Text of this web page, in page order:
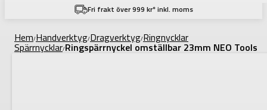
Fri frakt över 999 kr* inkl. moms
Hem/Handverktyg/Dragverktyg/Ringnycklar
Spärrnycklar/Ringspärrnyckel omställbar 23mm NEO Tools